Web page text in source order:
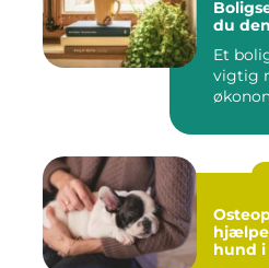
du
Et
vigtig
hund i